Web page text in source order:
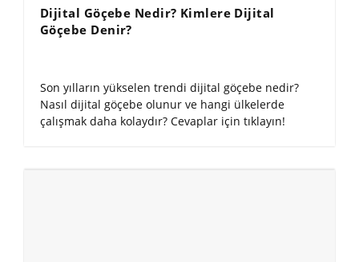
Dijital Göçebe Nedir? Kimlere Dijital
Göçebe Denir?
Son yılların yükselen trendi dijital göçebe nedir?
Nasıl dijital göçebe olunur ve hangi ülkelerde
çalışmak daha kolaydır? Cevaplar için tıklayın!